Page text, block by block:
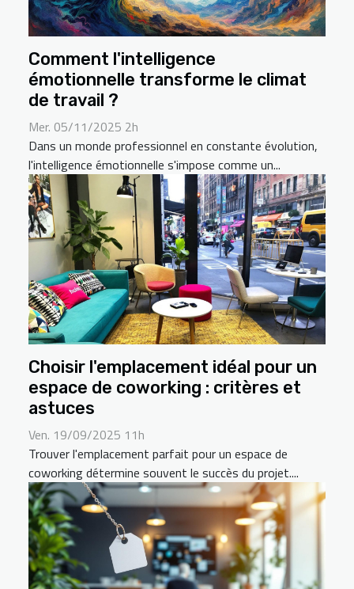
Comment l'intelligence
émotionnelle transforme le climat
de travail ?
Mer. 05/11/2025 2h
Dans un monde professionnel en constante évolution,
l'intelligence émotionnelle s'impose comme un...
Choisir l'emplacement idéal pour un
espace de coworking : critères et
astuces
Ven. 19/09/2025 11h
Trouver l'emplacement parfait pour un espace de
coworking détermine souvent le succès du projet....